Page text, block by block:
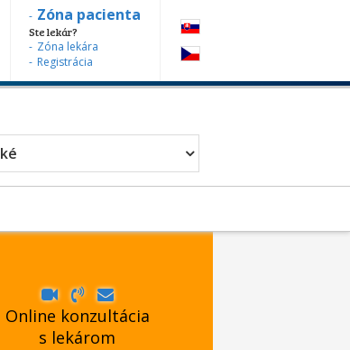
Zóna pacienta
Ste lekár?
Zóna lekára
Registrácia
Online konzultácia
s lekárom